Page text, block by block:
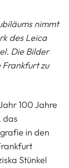
nimmt
des Leica
Die Bilder
zu
100 Jahre
das
in den
Stünkel